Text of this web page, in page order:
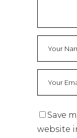
Save
website